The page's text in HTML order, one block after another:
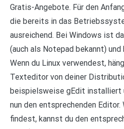
Gratis-Angebote. Für den
die bereits in das
ausreichend. Bei Windows ist
(auch als Notepad bekannt)
Wenn du Linux verwendest,
Texteditor von deiner
beispielsweise gEdit installiert
nun den entsprechenden Editor.
findest, kannst du den